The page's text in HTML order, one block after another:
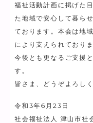
福祉活動計画に掲げた
た地域で安心して暮ら
ております。本会は地
により支えられておりま
今後とも更なるご支援
す。
皆さま、どうぞよろし
令和3年6月23日
社会福祉法人 津山市社